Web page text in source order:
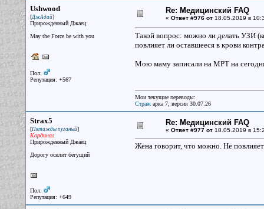
Ushwood
[ДжАдай]
Прирожденный Джаец
May the Force be with you
Пол:
Репутация: +567
Re: Медицинский FAQ
« Ответ #976 от18.05.2019 в
Такой вопрос: можно ли делать УЗИ
повлияет ли оставшееся в крови
Мою маму записали на МРТ на
Мои текущие переводы:
Стражарка 7, версия 30.07.26
Strax5
[Пятижды пуганый]
Кардинал
Прирожденный Джаец
Дорогу осилит бегущий
Пол:
Репутация: +649
Re: Медицинский FAQ
« Ответ #977 от18.05.2019 в
Жена говорит, что можно. Не